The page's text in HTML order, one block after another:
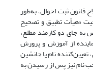
اصلاح قانون ثبت احوال، به‌طور
«هیأت تطبیق و تصحیح
جای دو کارمند مطلع،
از آموزش و پرورش
نام یا جانشین
نام نیز پس از رسیدن به